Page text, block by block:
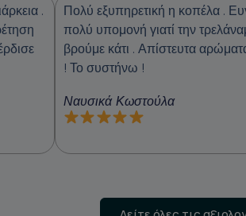
.
Πολύ εξυπηρετική η κοπέλα .
πολύ υπομονή γιατί την
βρούμε κάτι . Απίστευτα
! Το συστήνω !
Ναυσικά Κωστούλα